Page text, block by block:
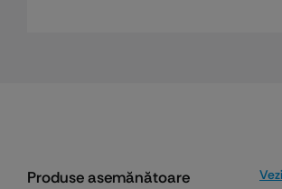
Produse asemănătoare